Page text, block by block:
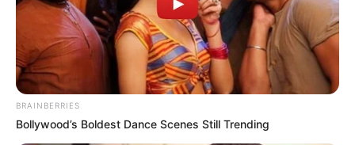
Cortesía Gobernación de Bolívar
Yamil Arana, gobernador de Bolívar.
Por:Mauricio Andrés Gómez Salazar
BRAINBERRIES
Bollywood’s Boldest Dance Scenes Still Trending